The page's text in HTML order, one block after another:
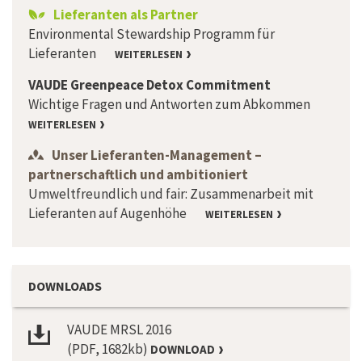
Lieferanten als Partner
Environmental Stewardship Programm für
Lieferanten
WEITERLESEN
VAUDE Greenpeace Detox Commitment
Wichtige Fragen und Antworten zum Abkommen
WEITERLESEN
Unser Lieferanten-Management –
partnerschaftlich und ambitioniert
Umweltfreundlich und fair: Zusammenarbeit mit
Lieferanten auf Augenhöhe
WEITERLESEN
DOWNLOADS
VAUDE MRSL 2016
(PDF, 1682kb) DOWNLOAD